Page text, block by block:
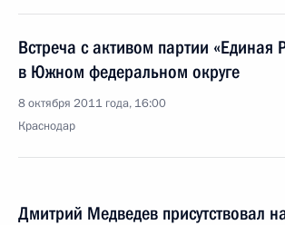
Встреча с активом партии «Единая
в Южном федеральном округе
8 октября 2011 года, 16:00
Краснодар
Дмитрий Медведев присутствовал